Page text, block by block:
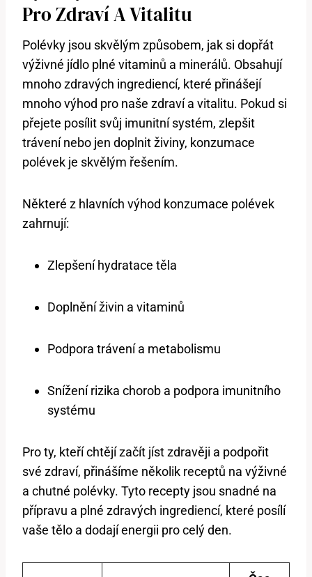
Pro Zdraví A Vitalitu
Polévky⁢ jsou ‌skvělým způsobem, ⁤jak si dopřát
výživné jídlo ‍plné ​vitaminů a minerálů. Obsahují
mnoho zdravých ​ingrediencí, ‍které přinášejí‌
mnoho⁢ výhod ​pro ‍naše zdraví a vitalitu. Pokud si
přejete posílit svůj​ imunitní ⁣systém,⁤ zlepšit‍
trávení⁢ nebo jen doplnit ⁢živiny, ​konzumace
polévek ‍je skvělým řešením.
Některé z hlavních výhod konzumace polévek
zahrnují:
Zlepšení⁣ hydratace⁢ těla
Doplnění živin a vitaminů
Podpora ⁤trávení ⁣a metabolismu
Snížení‍ rizika chorob a podpora imunitního‌
systému
Pro ty, ​kteří chtějí začít jíst zdravěji a podpořit
své zdraví, ⁣přinášíme několik⁣ receptů na výživné⁤
a‌ chutné ‍polévky.⁤ Tyto recepty ⁢jsou​ snadné na
přípravu a ⁤plné zdravých ingrediencí, které posílí
⁣vaše tělo⁢ a ‍dodají energii⁢ pro⁤ celý den.